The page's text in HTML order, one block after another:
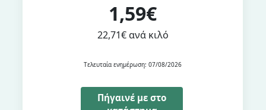
1,59€
22,71€ ανά κιλό
Τελευταία ενημέρωση: 07/08/2026
Πήγαινέ με στο